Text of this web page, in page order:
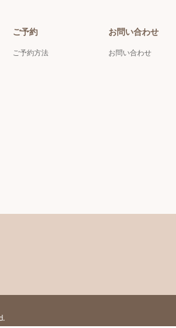
ご予約
ご予約方法
お問い合わせ
お問い合わせ